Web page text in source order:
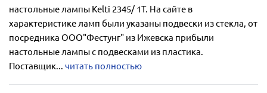
настольные лампы Kelti 2345/ 1T. На сайте в
характеристике ламп были указаны подвески из стекла, от
посредника ООО"Фестунг" из Ижевска прибыли
настольные лампы с подвесками из пластика.
Поставщик... читать полностью